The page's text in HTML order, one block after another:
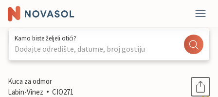
Kamo biste željeli otići?
Dodajte odredište, datume, broj gostiju
1 / 52
Kuca za odmor
Labin-Vinez
CIO271